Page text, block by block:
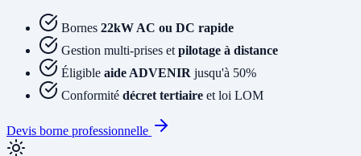
Bornes 22kW AC ou DC rapide
Gestion multi-prises et pilotage à distance
Éligible aide ADVENIR jusqu'à 50%
Conformité décret tertiaire et loi LOM
Devis borne professionnelle